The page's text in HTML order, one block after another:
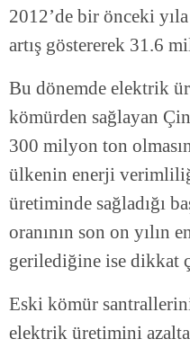
2012’de bir önceki
artış göstererek 31.6
Bu dönemde elektrik
kömürden sağlayan
300 milyon ton
ülkenin enerji
üretiminde sağladığı
oranının son on yılın
gerilediğine ise dikkat
Eski kömür
elektrik üretimini